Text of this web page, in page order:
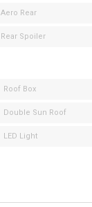
Aero Rear
Rear Spoiler
Roof Box
Double Sun Roof
LED Light